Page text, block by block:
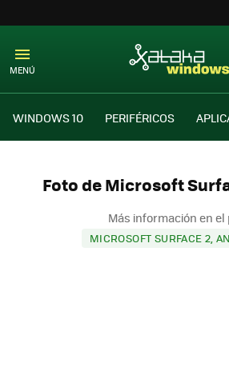
MENÚ
WINDOWS 10 PERIFÉRICOS
Foto de Microsoft
Más información en el
MICROSOFT SURFACE 2,